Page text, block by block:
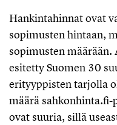
Hankintahinnat ovat
sopimusten hintaan,
sopimusten määrään.
esitetty Suomen 30
erityyppisten tarjolla
määrä sahkonhinta.fi-
ovat suuria, sillä